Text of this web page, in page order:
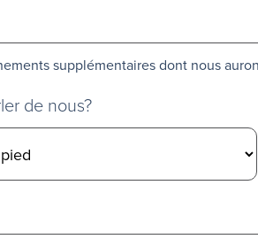
supplémentaires dont nous
de nous?